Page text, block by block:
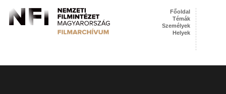
Főoldal
Témák
Személyek
Helyek